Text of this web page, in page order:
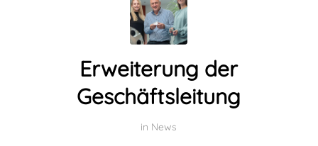
Erweiterung der
Geschäftsleitung
in News